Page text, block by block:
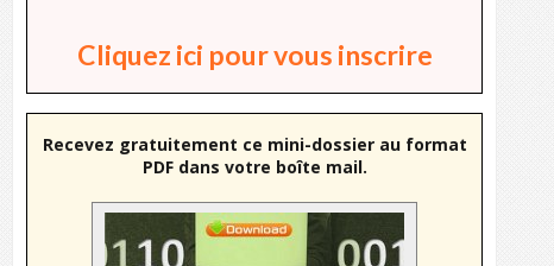
Cliquez ici pour vous inscrire
Recevez gratuitement ce mini-dossier au format
PDF dans votre boîte mail.